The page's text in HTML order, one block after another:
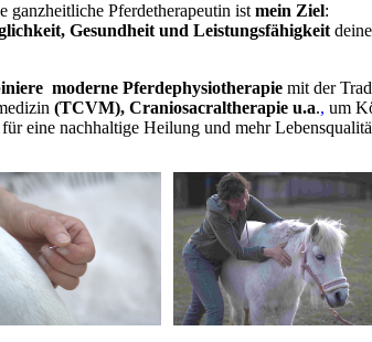
ganzheitliche Pferdetherapeutin istmein Ziel:
Gesundheit und Leistungsfähigkeit
moderne Pferdephysiotherapie mit der
(TCVM), Craniosacraltherapie u.a., um
eine nachhaltige Heilung und mehr